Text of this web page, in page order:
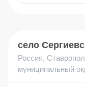
село
Россия,
муниципальный